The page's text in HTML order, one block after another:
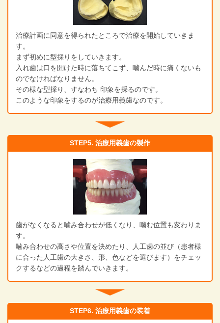
治療計画に同意を得られたところで治療を開始していきま
す。
まず初めに型採りをしていきます。
入れ歯は口を開けた時に落ちてこず、噛んだ時に痛くないも
のでなければなりません。
その様な型採り、すなわち 印象を採るのです。
このような印象をするのが治療用義歯なのです。
STEP5. 治療用義歯の製作
歯がなくなると噛み合わせが低くなり、噛む位置も変わりま
す。
噛み合わせの高さや位置を決めたり、人工歯の並び（患者様
に合った人工歯の大きさ、形、色などを選びます）をチェッ
クするなどの過程を踏んでいきます。
STEP6. 治療用義歯の装着